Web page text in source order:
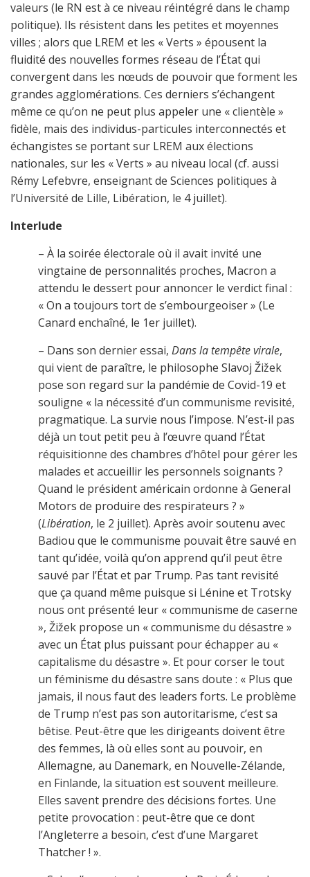
valeurs (le RN est à ce niveau réintégré dans le champ
politique). Ils résistent dans les petites et moyennes
villes ; alors que LREM et les « Verts » épousent la
fluidité des nouvelles formes réseau de l’État qui
convergent dans les nœuds de pouvoir que forment les
grandes agglomérations. Ces derniers s’échangent
même ce qu’on ne peut plus appeler une « clientèle »
fidèle, mais des individus-particules interconnectés et
échangistes se portant sur LREM aux élections
nationales, sur les « Verts » au niveau local (cf. aussi
Rémy Lefebvre, enseignant de Sciences politiques à
l’Université de Lille, Libération, le 4 juillet).
Interlude
– À la soirée électorale où il avait invité une
vingtaine de personnalités proches, Macron a
attendu le dessert pour annoncer le verdict final :
« On a toujours tort de s’embourgeoiser » (Le
Canard enchaîné, le 1er juillet).
– Dans son dernier essai, Dans la tempête virale,
qui vient de paraître, le philosophe Slavoj Žižek
pose son regard sur la pandémie de Covid-19 et
souligne « la nécessité d’un communisme revisité,
pragmatique. La survie nous l’impose. N’est-il pas
déjà un tout petit peu à l’œuvre quand l’État
réquisitionne des chambres d’hôtel pour gérer les
malades et accueillir les personnels soignants ?
Quand le président américain ordonne à General
Motors de produire des respirateurs ? »
(Libération, le 2 juillet). Après avoir soutenu avec
Badiou que le communisme pouvait être sauvé en
tant qu’idée, voilà qu’on apprend qu’il peut être
sauvé par l’État et par Trump. Pas tant revisité
que ça quand même puisque si Lénine et Trotsky
nous ont présenté leur « communisme de caserne
», Žižek propose un « communisme du désastre »
avec un État plus puissant pour échapper au «
capitalisme du désastre ». Et pour corser le tout
un féminisme du désastre sans doute : « Plus que
jamais, il nous faut des leaders forts. Le problème
de Trump n’est pas son autoritarisme, c’est sa
bêtise. Peut-être que les dirigeants doivent être
des femmes, là où elles sont au pouvoir, en
Allemagne, au Danemark, en Nouvelle-Zélande,
en Finlande, la situation est souvent meilleure.
Elles savent prendre des décisions fortes. Une
petite provocation : peut-être que ce dont
l’Angleterre a besoin, c’est d’une Margaret
Thatcher ! ».